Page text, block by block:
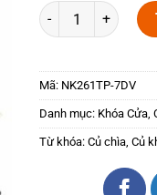
Củ khóa cửa thông
Mã: NK261TP-7DV
Danh mục: Khóa Cửa ,
Từ khóa:Củ chìa ,Củ